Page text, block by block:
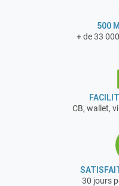
500
+ de 33
CB, wallet,
30 jours